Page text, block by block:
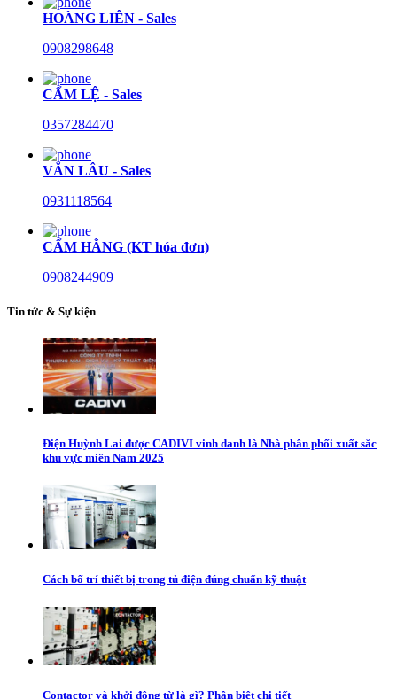
HOÀNG LIÊN - Sales
0908298648
CẨM LỆ - Sales
0357284470
VĂN LÂU - Sales
0931118564
CẨM HẰNG (KT hóa đơn)
0908244909
Tin tức & Sự kiện
Điện Huỳnh Lai được CADIVI vinh danh là Nhà phân phối xuất sắc
khu vực miền Nam 2025
Cách bố trí thiết bị trong tủ điện đúng chuẩn kỹ thuật
Contactor và khởi động từ là gì? Phân biệt chi tiết